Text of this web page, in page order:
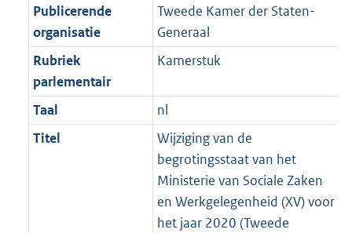
Publicerende
organisatie
Tweede Kamer der Staten-
Generaal
Rubriek
parlementair
Kamerstuk
Taal
nl
Titel
Wijziging van de
begrotingsstaat van het
Ministerie van Sociale Zaken
en Werkgelegenheid (XV) voor
het jaar 2020 (Tweede